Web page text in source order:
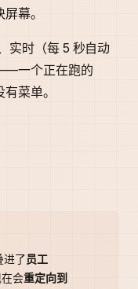
幕。
实时（每 5 秒自动
一个正在跑的
菜单。
进了员工
会重定向到